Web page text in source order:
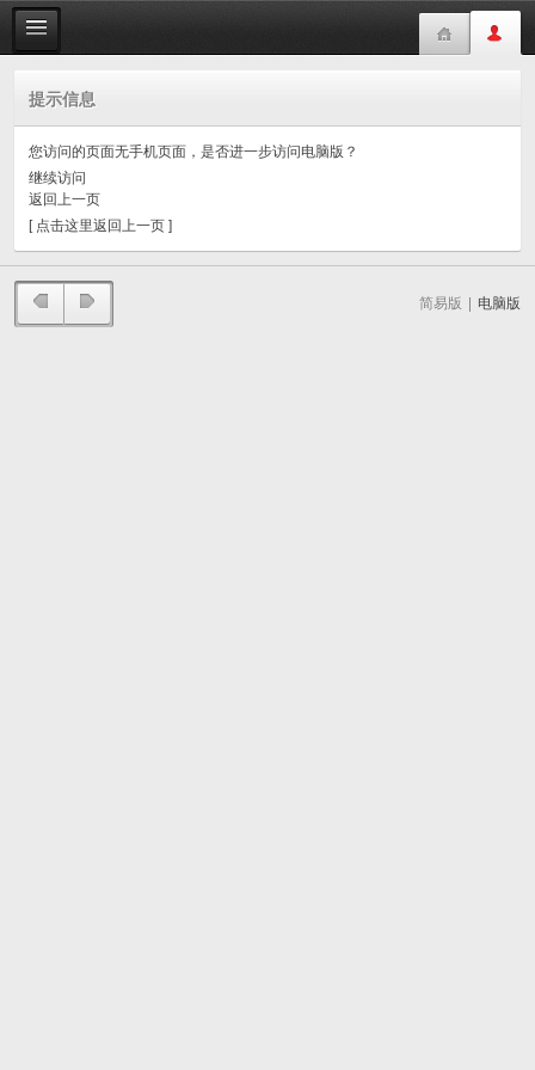
提示信息
您访问的页面无手机页面，是否进一步访问电脑版？
继续访问
返回上一页
[ 点击这里返回上一页 ]
简易版 电脑版